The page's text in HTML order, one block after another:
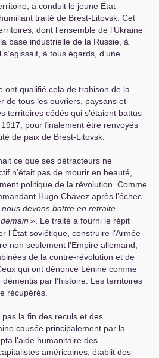
a conduit le jeune État
traité de Brest-Litovsk. Cet
dont l’ensemble de l’Ukraine
base industrielle de la Russie, à
à tous égards, d’une
ont qualifié cela de trahison de la
de tous les ouvriers, paysans et
territoires cédés qui s’étaient battus
pour finalement être renvoyés
de paix de Brest-Litovsk.
ce que ses détracteurs ne
n’était pas de mourir en beauté,
politique de la révolution. Comme
Hugo Chávez après l’échec
nous devons battre en retraite
» . Le traité a fourni le répit
l’État soviétique, construire l’Armée
non seulement l’Empire allemand,
de la contre-révolution et de
qui ont dénoncé Lénine comme
par l’histoire. Les territoires
récupérés.
la fin des reculs et des
causée principalement par la
l’aide humanitaire des
américaines, établit des